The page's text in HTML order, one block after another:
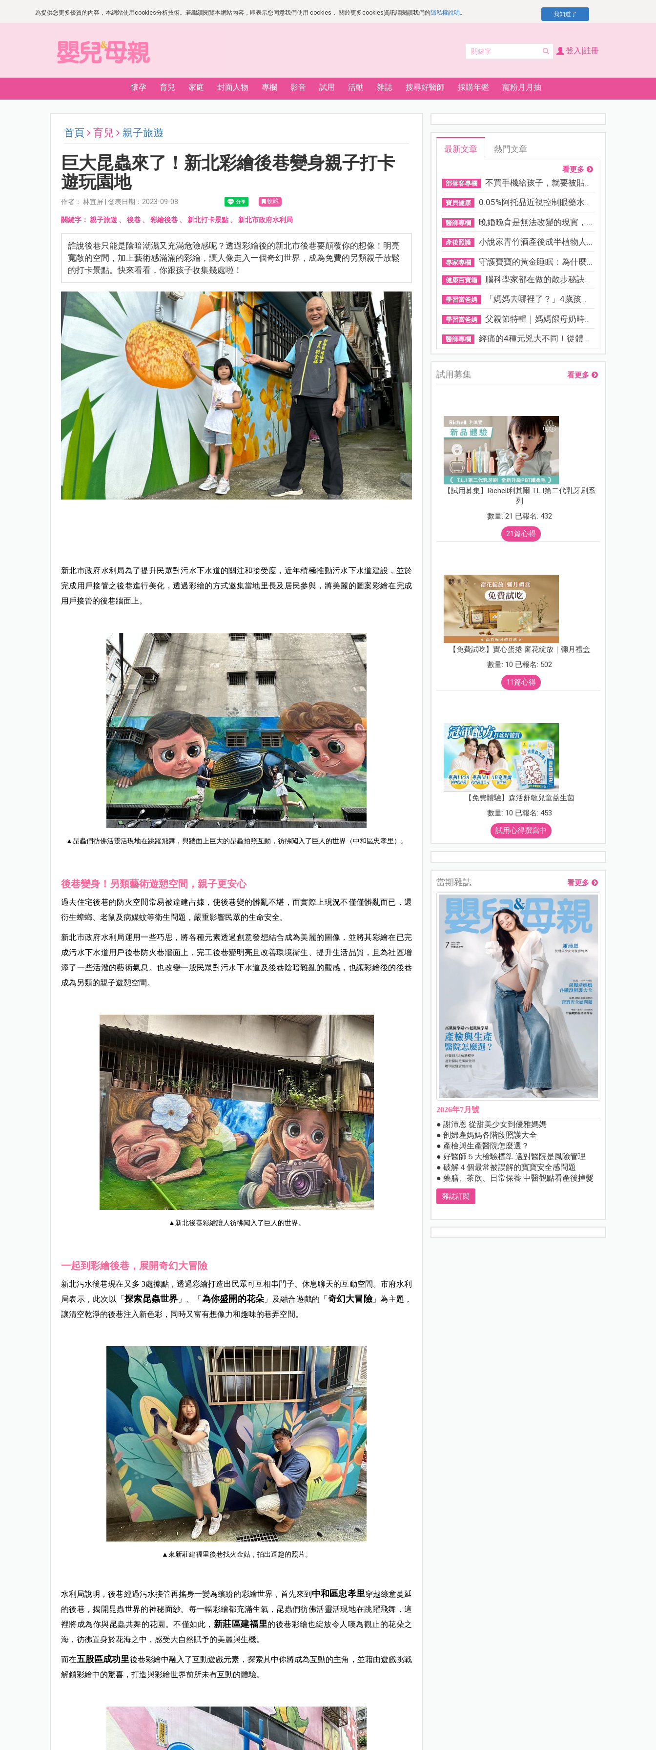
為提供您更多優質的內容，本網站使用cookies分析技術。若繼續閱覽本網站內容，即表示您同意我們使用 cookies， 關於更多cookies資訊請閱讀我們的隱私權說明 。 我知道了
登入|註冊
懷孕 育兒 家庭 封面人物 專欄 影音 試用 活動 雜誌 搜尋好醫師 採購年鑑 寵粉月月抽
首頁 育兒 親子旅遊
巨大昆蟲來了！新北彩繪後巷變身親子打卡
遊玩園地
作者： 林宜屏 | 發表日期：2023-09-08 收藏
關鍵字： 親子旅遊、 後巷、 彩繪後巷、 新北打卡景點、 新北市政府水利局
誰說後巷只能是陰暗潮濕又充滿危險感呢？透過彩繪後的新北市後巷要顛覆你的想像！明亮
寬敞的空間，加上藝術感滿滿的彩繪，讓人像走入一個奇幻世界，成為免費的另類親子放鬆
的打卡景點。快來看看，你跟孩子收集幾處啦！
新北市政府水利局為了提升民眾對污水下水道的關注和接受度，近年積極推動污水下水道建設，並於
完成用戶接管之後巷進行美化，透過彩繪的方式邀集當地里長及居民參與，將美麗的圖案彩繪在完成
用戶接管的後巷牆面上。
▲昆蟲們彷佛活靈活現地在跳躍飛舞，與牆面上巨大的昆蟲拍照互動，彷彿闖入了巨人的世界（中和區忠孝里）。
後巷變身！另類藝術遊憩空間，親子更安心
過去住宅後巷的防火空間常易被違建占據，使後巷變的髒亂不堪，而實際上現況不僅僅髒亂而已，還
衍生蟑螂、老鼠及病媒蚊等衛生問題，嚴重影響民眾的生命安全。
新北市政府水利局運用一些巧思，將各種元素透過創意發想結合成為美麗的圖像，並將其彩繪在已完
成污水下水道用戶後巷防火巷牆面上，完工後巷變明亮且改善環境衛生、提升生活品質，且為社區增
添了一些活潑的藝術氣息。也改變一般民眾對污水下水道及後巷陰暗雜亂的觀感，也讓彩繪後的後巷
成為另類的親子遊憩空間。
▲新北後巷彩繪讓人彷彿闖入了巨人的世界。
一起到彩繪後巷，展開奇幻大冒險
新北污水後巷現在又多 3處據點，透過彩繪打造出民眾可互相串門子、休息聊天的互動空間。市府水利
局表示，此次以「探索昆蟲世界 」、「 為你盛開的花朵 」及融合遊戲的「 奇幻大冒險」為主題，
讓清空乾淨的後巷注入新色彩，同時又富有想像力和趣味的巷弄空間。
▲來新莊建福里後巷找火金姑，拍出逗趣的照片。
水利局說明，後巷經過污水接管再搖身一變為繽紛的彩繪世界，首先來到 中和區忠孝里穿越綠意蔓延
的後巷，揭開昆蟲世界的神秘面紗。每一幅彩繪都充滿生氣，昆蟲們彷佛活靈活現地在跳躍飛舞，這
裡將成為你與昆蟲共舞的花園。不僅如此， 新莊區建福里的後巷彩繪也綻放令人嘆為觀止的花朵之
海，彷彿置身於花海之中，感受大自然賦予的美麗與生機。
而在五股區成功里後巷彩繪中融入了互動遊戲元素，探索其中你將成為互動的主角，並藉由遊戲挑戰
解鎖彩繪中的驚喜，打造與彩繪世界前所未有互動的體驗。
最新文章 熱門文章
看更多
部落客專欄 不買手機給孩子，就要被貼「...
寶貝健康 0.05%阿托品近視控制眼藥水納...
醫師專欄 晚婚晚育是無法改變的現實，...
產後照護 小說家青竹酒產後成半植物人...
專家專欄 守護寶寶的黃金睡眠：為什麼...
健康百寶箱 腦科學家都在做的散步秘訣！...
學習當爸媽 「媽媽去哪裡了？」4歲孩子還...
學習當爸媽 父親節特輯｜媽媽餵母奶時，...
醫師專欄 經痛的4種元兇大不同！從體質...
試用募集 看更多
【試用募集】Richell利其爾 T.L.I第二代乳牙刷系
列
數量: 21 已報名: 432
21篇心得
【免費試吃】實心蛋捲 窗花綻放｜彌月禮盒
數量: 10 已報名: 502
11篇心得
【免費體驗】森活舒敏兒童益生菌
數量: 10 已報名: 453
試用心得撰寫中
當期雜誌 看更多
2026年7月號
● 謝沛恩 從甜美少女到優雅媽媽
● 剖婦產媽媽各階段照護大全
● 產檢與生產醫院怎麼選？
● 好醫師５大檢驗標準 選對醫院是風險管理
● 破解４個最常被誤解的寶寶安全感問題
● 藥膳、茶飲、日常保養 中醫觀點看產後掉髮
雜誌訂閱